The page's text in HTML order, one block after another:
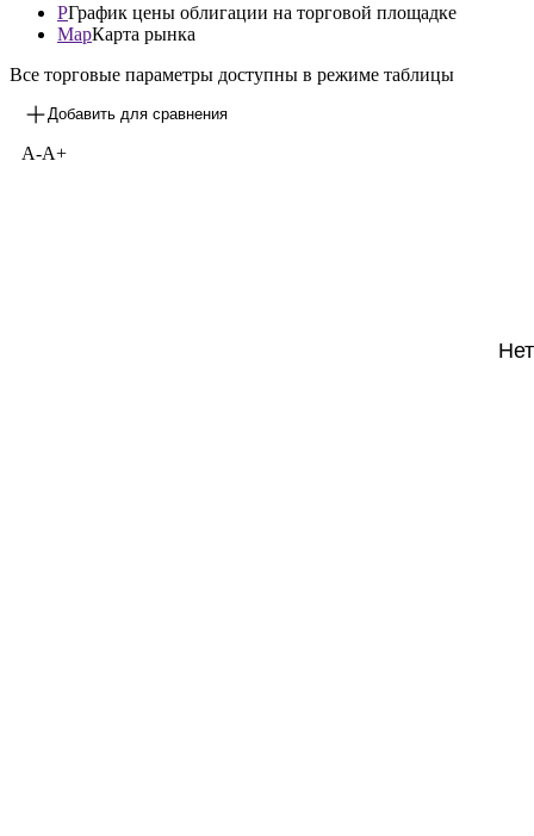
PГрафик цены облигации на торговой площадке
MapКарта рынка
Все торговые параметры доступны в режиме таблицы
Добавить для сравнения